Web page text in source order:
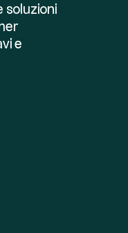
soluzioni
e